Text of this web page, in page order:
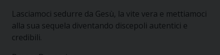
Lasciamoci sedurre da Gesù, la vite vera e mettiamoci
alla sua sequela diventando discepoli autentici e
credibili.